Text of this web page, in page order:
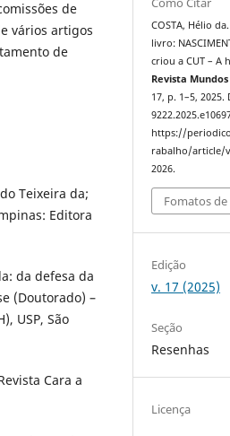
de
vários artigos
de
Teixeira da;
Editora
da defesa da
(Doutorado) –
USP, São
Cara a
COSTA, Hélio
livro:
criou a CUT – A
Revista
17, p. 1–5, 2025.
https://
rabalho/article/
2026.
Fomatos de
Edição
v. 17 (2025)
Seção
Resenhas
Licença